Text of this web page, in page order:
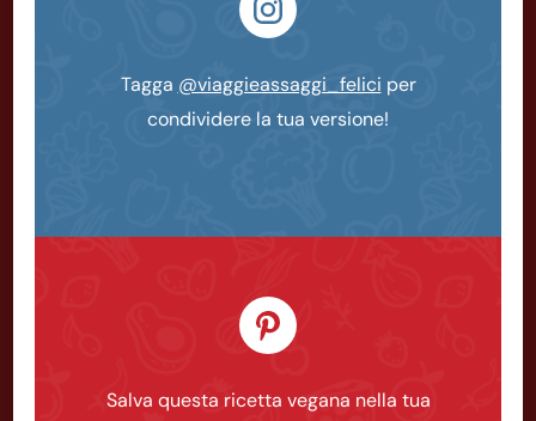
Tagga @viaggieassaggi_felici per
condividere la tua versione!
Salva questa ricetta vegana nella tua